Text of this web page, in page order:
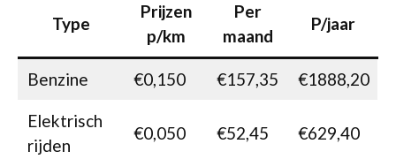
Type
Prijzen
p/km
Per
maand
P/jaar
Benzine €0,150 €157,35 €1888,20
Elektrisch
rijden
€0,050 €52,45 €629,40